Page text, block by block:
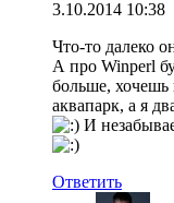
3.10.2014 10:38
Что-то далеко
А про Winperl
больше, хочешь
аквапарк, а я
И
Ответить